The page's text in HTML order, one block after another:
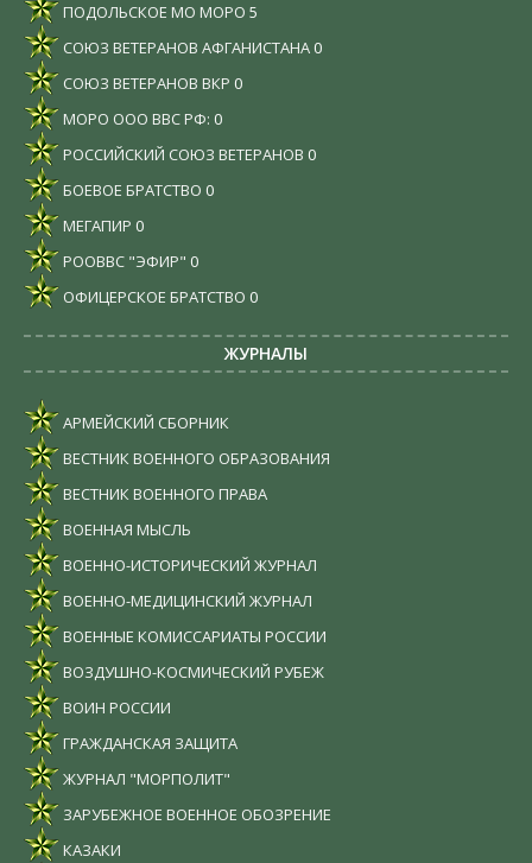
ПОДОЛЬСКОЕ МО МОРО 5
СОЮЗ ВЕТЕРАНОВ АФГАНИСТАНА 0
СОЮЗ ВЕТЕРАНОВ ВКР 0
МОРО ООО ВВС РФ: 0
РОССИЙСКИЙ СОЮЗ ВЕТЕРАНОВ 0
БОЕВОЕ БРАТСТВО 0
МЕГАПИР 0
РООВВС "ЭФИР" 0
ОФИЦЕРСКОЕ БРАТСТВО 0
ЖУРНАЛЫ
АРМЕЙСКИЙ СБОРНИК
ВЕСТНИК ВОЕННОГО ОБРАЗОВАНИЯ
ВЕСТНИК ВОЕННОГО ПРАВА
ВОЕННАЯ МЫСЛЬ
ВОЕННО-ИСТОРИЧЕСКИЙ ЖУРНАЛ
ВОЕННО-МЕДИЦИНСКИЙ ЖУРНАЛ
ВОЕННЫЕ КОМИССАРИАТЫ РОССИИ
ВОЗДУШНО-КОСМИЧЕСКИЙ РУБЕЖ
ВОИН РОССИИ
ГРАЖДАНСКАЯ ЗАЩИТА
ЖУРНАЛ "МОРПОЛИТ"
ЗАРУБЕЖНОЕ ВОЕННОЕ ОБОЗРЕНИЕ
КАЗАКИ